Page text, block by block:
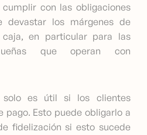
con las obligaciones
devastar los márgenes de
en particular para las
que operan con
solo es útil si los clientes
pago. Esto puede obligarlo a
fidelización si esto sucede